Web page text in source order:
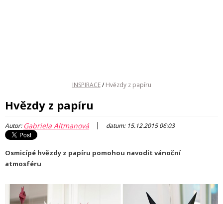
INSPIRACE / Hvězdy z papíru
Hvězdy z papíru
Autor: Gabriela Altmanová | datum: 15.12.2015 06:03
Osmicípé hvězdy z papíru pomohou navodit vánoční
atmosféru